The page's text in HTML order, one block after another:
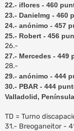
22.- iflores - 460
23.- Danielmg - 460
24.- anónimo - 457
25.- Robert - 456
26.-
27.- Mercedes - 449
28.-
29.- anónimo - 444
30.- PBAR - 444
Valladolid, Península
TD = Turno
31.- Breoganeitor -